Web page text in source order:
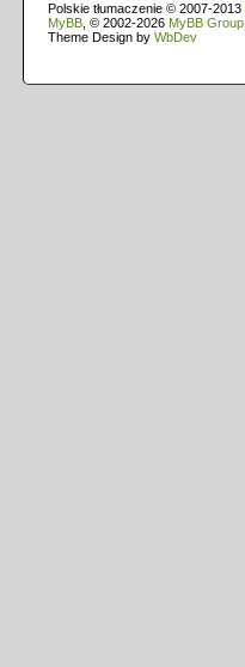
Polskie tłumaczenie © 2007-2013
MyBB , © 2002-2026 MyBB Group
Theme Design by WbDev